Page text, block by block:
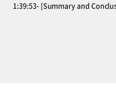
1:39:53- [Summary and